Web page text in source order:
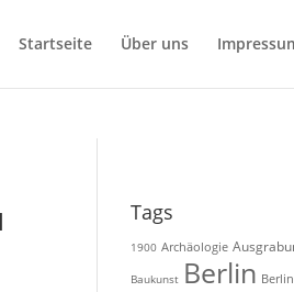
Startseite Über uns
Tags
1900 Archäologie
Baukunst Berlin